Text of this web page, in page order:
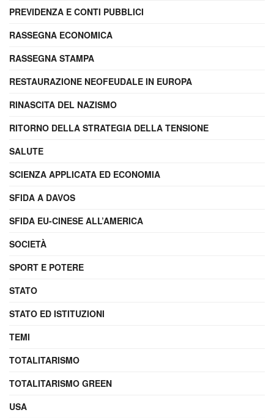
PREVIDENZA E CONTI PUBBLICI
RASSEGNA ECONOMICA
RASSEGNA STAMPA
RESTAURAZIONE NEOFEUDALE IN EUROPA
RINASCITA DEL NAZISMO
RITORNO DELLA STRATEGIA DELLA TENSIONE
SALUTE
SCIENZA APPLICATA ED ECONOMIA
SFIDA A DAVOS
SFIDA EU-CINESE ALL’AMERICA
SOCIETÀ
SPORT E POTERE
STATO
STATO ED ISTITUZIONI
TEMI
TOTALITARISMO
TOTALITARISMO GREEN
USA